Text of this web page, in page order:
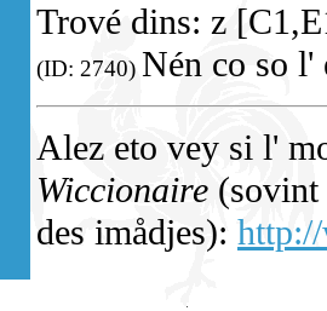
Trové dins: z
(ID: 2740) Nén co so l'
Alez eto vey si l'
Wiccionaire (sovint
des imådjes):